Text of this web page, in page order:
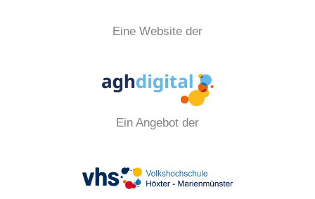
Eine Website der
Ein Angebot der